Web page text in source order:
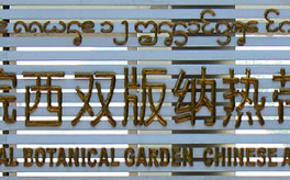
学位委员会
形象标识
青促会小组 博士后
人才招聘
学位学科
学生工作
联系我们